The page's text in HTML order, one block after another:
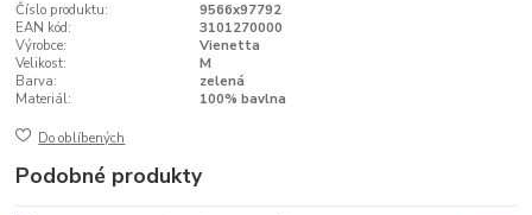
Číslo produktu:
9566x97792
EAN kód:
3101270000
Výrobce:
Vienetta
Velikost:
M
Barva:
zelená
Materiál:
100% bavlna
Do oblíbených
Podobné produkty